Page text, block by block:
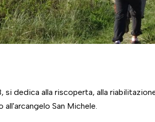
dedica alla riscoperta, alla
San Michele.